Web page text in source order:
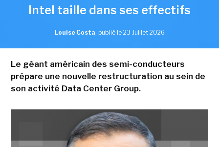
Intel taille dans ses effectifs
Louise Costa, publié le 23 Juillet 2026
Le géant américain des semi-conducteurs
prépare une nouvelle restructuration au sein de
son activité Data Center Group.